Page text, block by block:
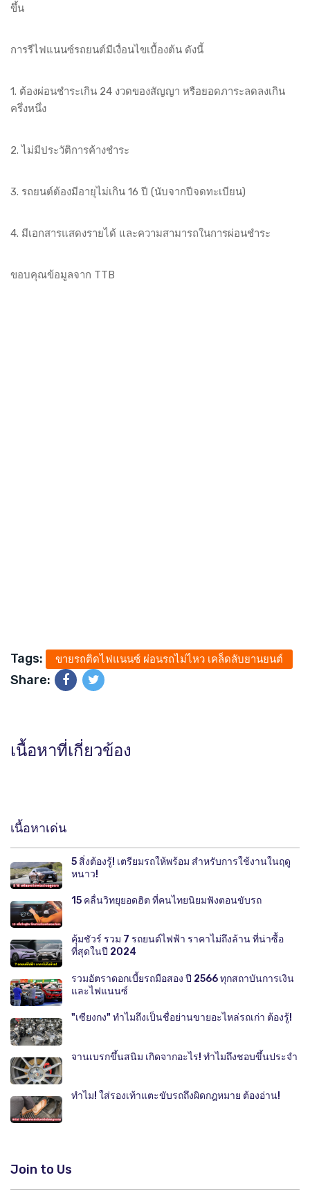
ขึ้น
การรีไฟแนนซ์รถยนต์มีเงื่อนไขเบื้องต้น ดังนี้
1. ต้องผ่อนชำระเกิน 24 งวดของสัญญา หรือยอดภาระลดลงเกิน
ครึ่งหนึ่ง
2. ไม่มีประวัติการค้างชำระ
3. รถยนต์ต้องมีอายุไม่เกิน 16 ปี (นับจากปีจดทะเบียน)
4. มีเอกสารแสดงรายได้ และความสามารถในการผ่อนชำระ
ขอบคุณข้อมูลจาก TTB
Tags: ขายรถติดไฟแนนซ์ ผ่อนรถไม่ไหว เคล็ดลับยานยนต์
Share:
เนื้อหาที่เกี่ยวข้อง
เนื้อหาเด่น
5 สิ่งต้องรู้! เตรียมรถให้พร้อม สำหรับการใช้งานในฤดู
หนาว!
15 คลื่นวิทยุยอดฮิต ที่คนไทยนิยมฟังตอนขับรถ
คุ้มชัวร์ รวม 7 รถยนต์ไฟฟ้า ราคาไม่ถึงล้าน ที่น่าซื้อ
ที่สุดในปี 2024
รวมอัตราดอกเบี้ยรถมือสอง ปี 2566 ทุกสถาบันการเงิน
และไฟแนนซ์
"เซียงกง" ทำไมถึงเป็นชื่อย่านขายอะไหล่รถเก่า ต้องรู้!
จานเบรกขึ้นสนิม เกิดจากอะไร! ทำไมถึงชอบขึ้นประจำ
ทำไม! ใส่รองเท้าแตะขับรถถึงผิดกฎหมาย ต้องอ่าน!
Join to Us